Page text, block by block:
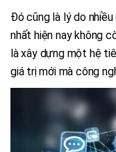
Đó cũng là lý do
nhất hiện nay không
là xây dựng một hệ
giá trị mới mà công